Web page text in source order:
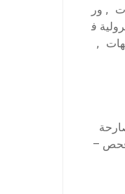
, ور
ف
,
فحص –